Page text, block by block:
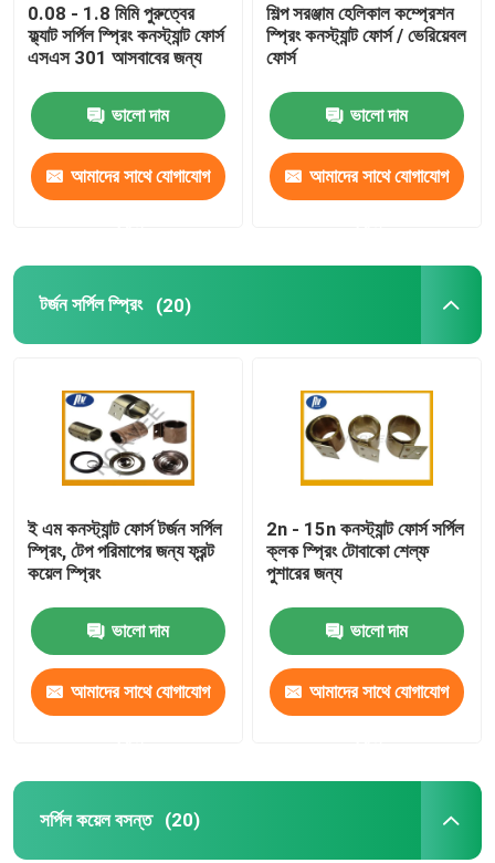
0.08 - 1.8 মিমি পুরুত্বের
ফ্ল্যাট সর্পিল স্প্রিং কনস্ট্যান্ট ফোর্স
এসএস 301 আসবাবের জন্য
ভালো দাম
আমাদের সাথে যোগাযোগ
শিল্প সরঞ্জাম হেলিকাল কম্প্রেশন
স্প্রিং কনস্ট্যান্ট ফোর্স / ভেরিয়েবল
ফোর্স
ভালো দাম
আমাদের সাথে যোগাযোগ
টর্জন সর্পিল স্প্রিং (20)
ই এম কনস্ট্যান্ট ফোর্স টর্জন সর্পিল
স্প্রিং, টেপ পরিমাপের জন্য ফ্রন্ট
কয়েল স্প্রিং
ভালো দাম
আমাদের সাথে যোগাযোগ
2n - 15n কনস্ট্যান্ট ফোর্স সর্পিল
ক্লক স্প্রিং টোবাকো শেল্ফ
পুশারের জন্য
ভালো দাম
আমাদের সাথে যোগাযোগ
সর্পিল কয়েল বসন্ত (20)